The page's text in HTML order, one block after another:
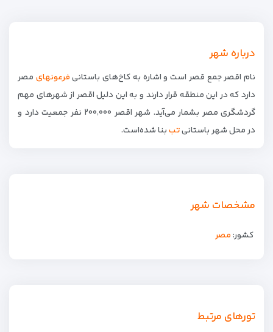
درباره شهر
نام اقصر جمع قصر است و اشاره به کاخ‌های باستانیفرعونهای مصر
دارد که در این منطقه قرار دارند و به این دلیل اقصر از شهرهای مهم
گردشگری مصر بشمار می‌آید. شهر اقصر ۲۰۰٬۰۰۰ نفر جمعیت دارد و
در محل شهر باستانیتببنا شده‌است.
مشخصات شهر
کشور:مصر
تورهای مرتبط